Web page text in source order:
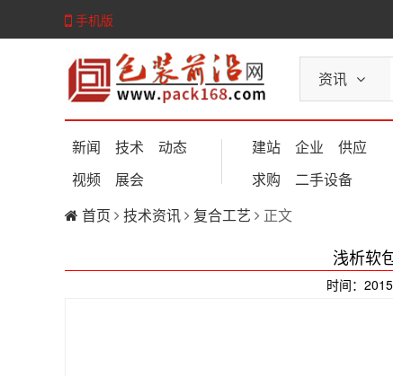
手机版
资讯
新闻 技术
动态
视频
展会
建站 企业
供应
求购
二手设备
首页
技术资讯 复合工艺 正文
浅析软
时间：